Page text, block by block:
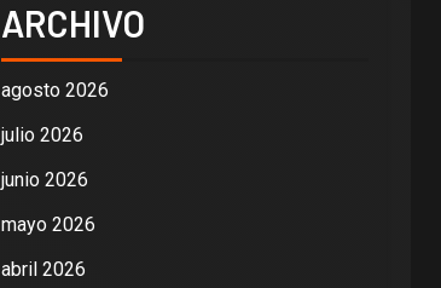
ARCHIVO
agosto 2026
julio 2026
junio 2026
mayo 2026
abril 2026